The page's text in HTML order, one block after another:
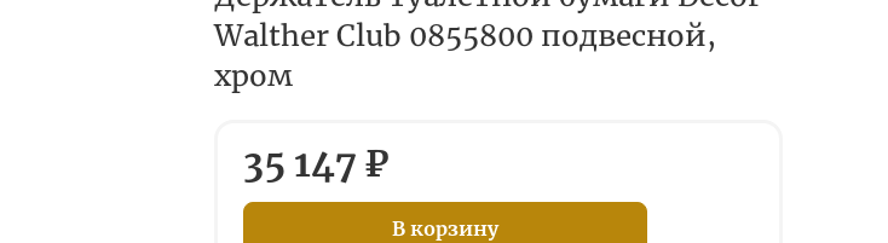
Walther Club 0855800 подвесной,
хром
35 147 ₽
В корзину